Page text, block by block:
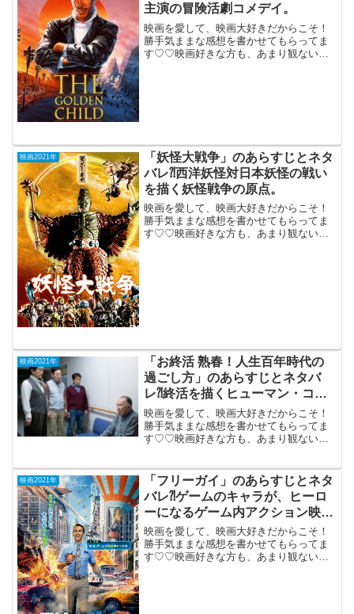
主演の冒険活劇コメデイ。
映画を愛して、映画大好きだからこそ！
勝手気ままな感想を書かせてもらってま
す♡♡映画好きな方も、あまり観ない方
映画2021年
「妖怪大戦争」のあらすじとネタ
バレ⁈西洋妖怪対日本妖怪の戦い
を描く妖怪戦争の原点。
映画を愛して、映画大好きだからこそ！
勝手気ままな感想を書かせてもらってま
す♡♡映画好きな方も、あまり観ない方
映画2021年
「お終活 熟春！人生百年時代の
過ごし方」のあらすじとネタバ
レ⁈終活を描くヒューマン・コメ
デイ。
映画を愛して、映画大好きだからこそ！
勝手気ままな感想を書かせてもらってま
す♡♡映画好きな方も、あまり観ない方
日公開（113分）人生の終わりのための活
動を描...
映画2021年
「フリーガイ」のあらすじとネタ
バレ⁈ゲームのキャラが、ヒーロ
ーになるゲーム内アクション映
画。
映画を愛して、映画大好きだからこそ！
勝手気ままな感想を書かせてもらってま
す♡♡映画好きな方も、あまり観ない方